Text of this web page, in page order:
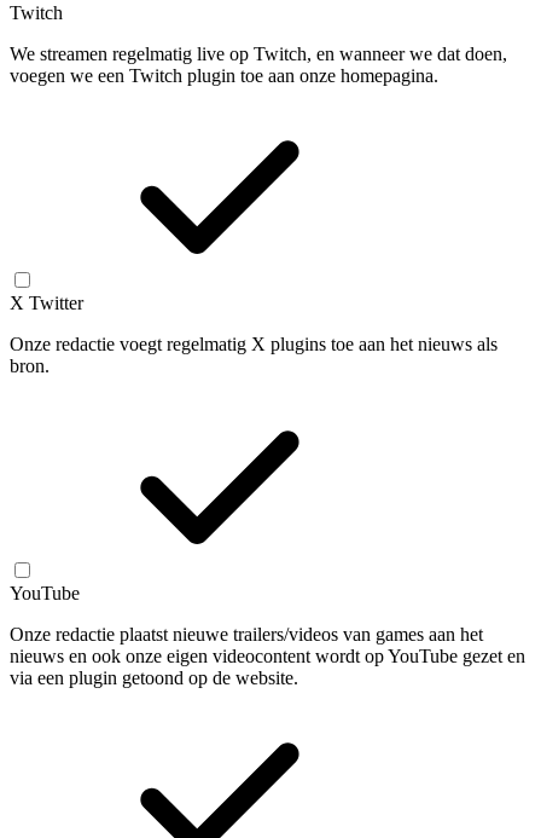
Twitch
We streamen regelmatig live op Twitch, en wanneer we dat doen,
voegen we een Twitch plugin toe aan onze homepagina.
X Twitter
Onze redactie voegt regelmatig X plugins toe aan het nieuws als
bron.
YouTube
Onze redactie plaatst nieuwe trailers/videos van games aan het
nieuws en ook onze eigen videocontent wordt op YouTube gezet en
via een plugin getoond op de website.